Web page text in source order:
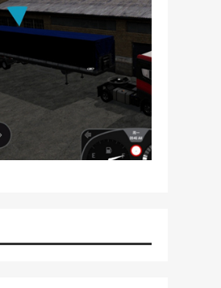
手游app最好的网站！
戏攻略(冒险世界手游人物攻